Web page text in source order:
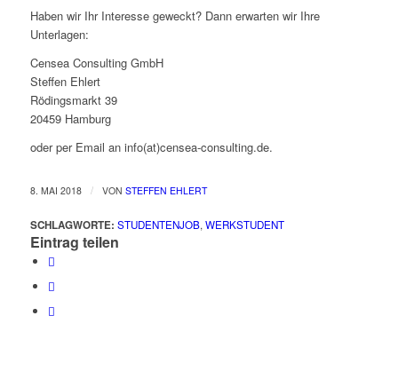
Haben wir Ihr Interesse geweckt? Dann erwarten wir Ihre
Unterlagen:
Censea Consulting GmbH
Steffen Ehlert
Rödingsmarkt 39
20459 Hamburg
oder per Email an info(at)censea-consulting.de.
8. MAI 2018 / VON STEFFEN EHLERT
SCHLAGWORTE: STUDENTENJOB,WERKSTUDENT
Eintrag teilen